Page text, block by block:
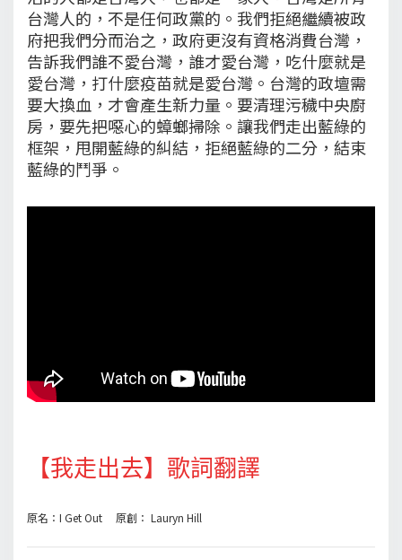
台灣人的，不是任何政黨的。我們拒絕繼續被政
府把我們分而治之，政府更沒有資格消費台灣，
告訴我們誰不愛台灣，誰才愛台灣，吃什麼就是
愛台灣，打什麼疫苗就是愛台灣。台灣的政壇需
要大換血，才會產生新力量。要清理污穢中央廚
房，要先把噁心的蟑螂掃除。讓我們走出藍綠的
框架，甩開藍綠的糾結，拒絕藍綠的二分，結束
藍綠的鬥爭。
【我走出去】歌詞翻譯
原名：I Get Out 原創： Lauryn Hill